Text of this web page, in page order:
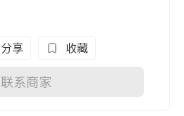
分享 收藏
联系商家